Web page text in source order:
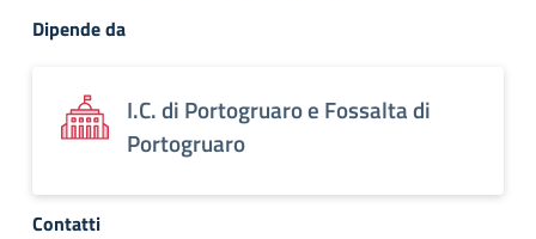
Dipende da
I.C. di Portogruaro e Fossalta di
Portogruaro
Contatti